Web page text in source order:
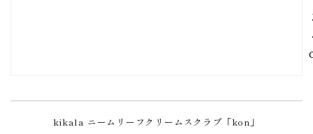
kikala ニームリーフクリームスクラブ「kon」